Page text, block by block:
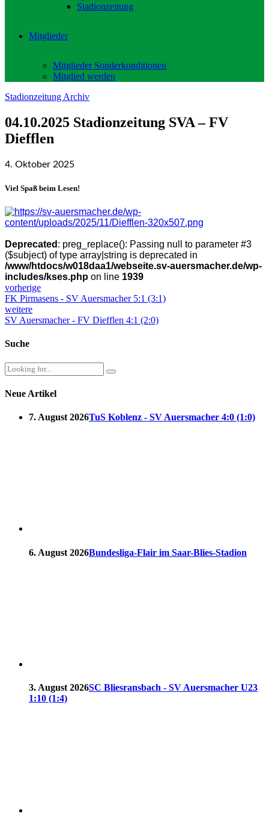
Stadionzeitung
Mitglieder
Mitglieder Sonderkonditionen
Mitglied werden
Stadionzeitung Archiv
04.10.2025 Stadionzeitung SVA – FV
Diefflen
4. Oktober 2025
Viel Spaß beim Lesen!
Deprecated : preg_replace(): Passing null to parameter #3
($subject) of type array|string is deprecated in
/www/htdocs/w018daa1/webseite.sv-auersmacher.de/wp-
includes/kses.php on line 1939
vorherige
FK Pirmasens - SV Auersmacher 5:1 (3:1)
weitere
SV Auersmacher - FV Diefflen 4:1 (2:0)
Suche
Neue Artikel
7. August 2026TuS Koblenz - SV Auersmacher 4:0 (1:0)
6. August 2026Bundesliga-Flair im Saar-Blies-Stadion
3. August 2026SC Bliesransbach - SV Auersmacher U23
1:10 (1:4)